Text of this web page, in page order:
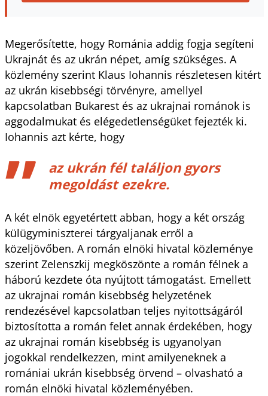
Megerősítette, hogy Románia addig fogja segíteni
Ukrajnát és az ukrán népet, amíg szükséges. A
közlemény szerint Klaus Iohannis részletesen kitért
az ukrán kisebbségi törvényre, amellyel
kapcsolatban Bukarest és az ukrajnai románok is
aggodalmukat és elégedetlenségüket fejezték ki.
Iohannis azt kérte, hogy
az ukrán fél találjon gyors
megoldást ezekre.
A két elnök egyetértett abban, hogy a két ország
külügyminiszterei tárgyaljanak erről a
közeljövőben. A román elnöki hivatal közleménye
szerint Zelenszkij megköszönte a román félnek a
háború kezdete óta nyújtott támogatást. Emellett
az ukrajnai román kisebbség helyzetének
rendezésével kapcsolatban teljes nyitottságáról
biztosította a román felet annak érdekében, hogy
az ukrajnai román kisebbség is ugyanolyan
jogokkal rendelkezzen, mint amilyeneknek a
romániai ukrán kisebbség örvend – olvasható a
román elnöki hivatal közleményében.